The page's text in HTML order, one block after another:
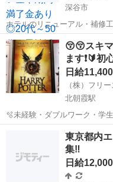
深谷市
ホテルのリニューアル・補修
埼玉 深谷市 大工
😚😚スキ
ます❗🔰初
日給
（株）フリ
北朝霞駅
🫧未経験・ダブルワーク・学
などの備品無料で貸し出し！
OK！ネットでかんたん！ 🫧
🫧履歴書・写真不...
北朝霞駅
東京都内
集‼️
日給